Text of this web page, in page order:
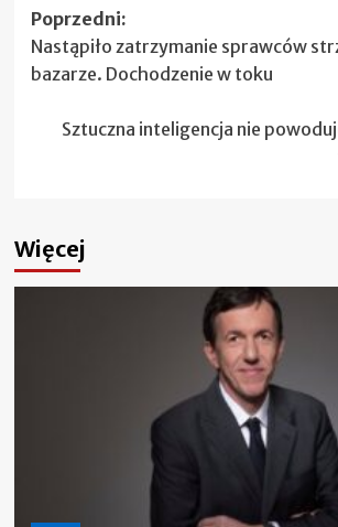
Zobacz
wpisy
Poprzedni:
Nastąpiło zatrzymanie sprawców
bazarze. Dochodzenie w toku
Sztuczna inteligencja nie
Więcej